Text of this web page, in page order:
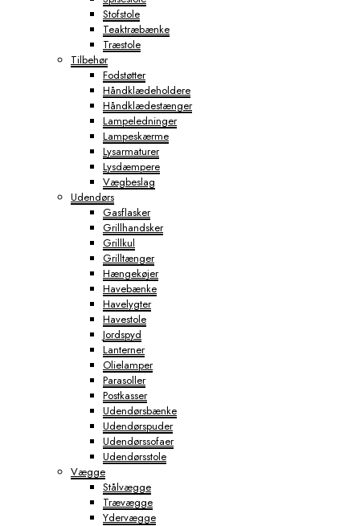
Stofstole
Teaktræbænke
Træstole
Tilbehør
Fodstøtter
Håndklædeholdere
Håndklædestænger
Lampeledninger
Lampeskærme
Lysarmaturer
Lysdæmpere
Vægbeslag
Udendørs
Gasflasker
Grillhandsker
Grillkul
Grilltænger
Hængekøjer
Havebænke
Havelygter
Havestole
Jordspyd
Lanterner
Olielamper
Parasoller
Postkasser
Udendørsbænke
Udendørspuder
Udendørssofaer
Udendørsstole
Vægge
Stålvægge
Trævægge
Ydervægge